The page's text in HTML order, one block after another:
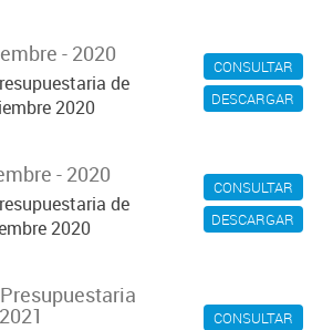
CONSULTAR
DESCARGAR
- 2020
de
2020
CONSULTAR
DESCARGAR
- 2020
de
2020
CONSULTAR